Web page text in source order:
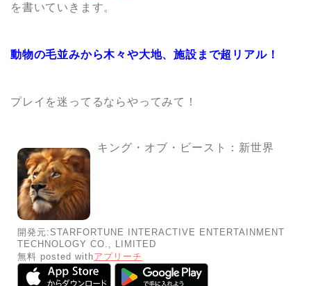
を書いていきます。
動物の毛並みから木々や大地、施設まで超リアル！
プレイを迷ってるならやってみて！
キング・オブ・ビースト：新世界
開発元: STARFORTUNE INTERACTIVE ENTERTAINMENT
TECHNOLOGY CO., LIMITED
無料 posted withアプリーチ